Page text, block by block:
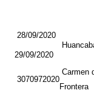
28/09/2020
29/09/2020
3070972020
Carmen
Frontera